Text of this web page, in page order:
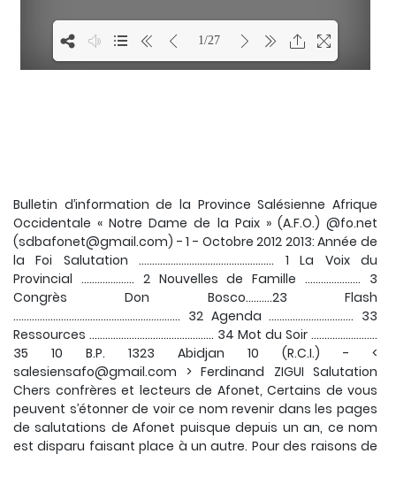
Bulletin d’information de la Province Salésienne Afrique
Occidentale « Notre Dame de la Paix » (A.F.O.) @fo.net
(sdbafonet@gmail.com) - 1 - Octobre 2012 2013: Année de
la Foi Salutation ................................................... 1 La Voix du
Provincial .................... 2 Nouvelles de Famille ..................... 3
Congrès Don Bosco……….23 Flash
............................................................... 32 Agenda ................................ 33
Ressources ............................................... 34 Mot du Soir .........................
35 10 B.P. 1323 Abidjan 10 (R.C.I.) - <
salesiensafo@gmail.com > Ferdinand ZIGUI Salutation
Chers confrères et lecteurs de Afonet, Certains de vous
peuvent s’étonner de voir ce nom revenir dans les pages
de salutations de Afonet puisque depuis un an, ce nom
est disparu faisant place à un autre. Pour des raisons de